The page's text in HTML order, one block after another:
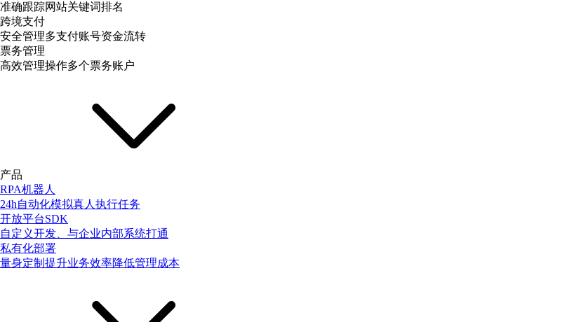
准确跟踪网站关键词排名
跨境支付
安全管理多支付账号资金流转
票务管理
高效管理操作多个票务账户
产品
RPA机器人
24h自动化模拟真人执行任务
开放平台SDK
自定义开发、与企业内部系统打通
私有化部署
量身定制提升业务效率降低管理成本